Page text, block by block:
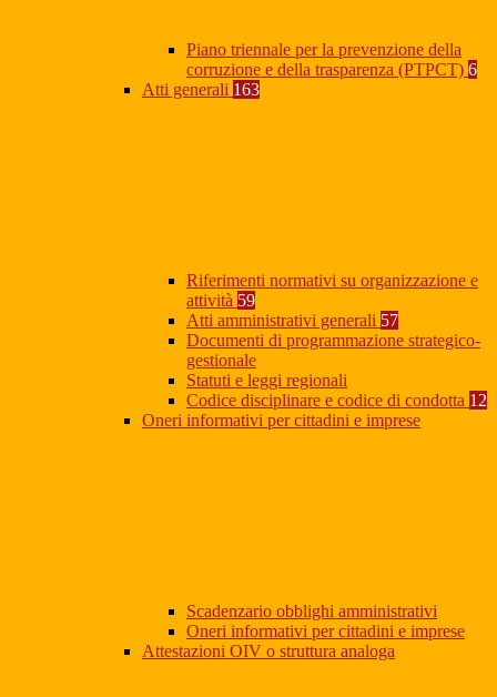
Piano triennale per la prevenzione della
corruzione e della trasparenza (PTPCT) 6
Atti generali 163
Riferimenti normativi su organizzazione e
attività 59
Atti amministrativi generali 57
Documenti di programmazione strategico-
gestionale
Statuti e leggi regionali
Codice disciplinare e codice di condotta 12
Oneri informativi per cittadini e imprese
Scadenzario obblighi amministrativi
Oneri informativi per cittadini e imprese
Attestazioni OIV o struttura analoga